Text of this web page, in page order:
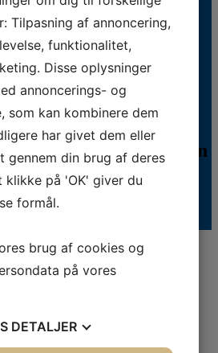
uddannelsen
Se invitationen
søges til Hvidsten
Tilpasning af annoncering,
funktionalitet,
Disse oplysninger
annoncerings- og
som kan kombinere dem
har givet dem eller
gennem din brug af deres
klikke på 'OK' giver du
formål.
brug af cookies og
på vores
DETALJER